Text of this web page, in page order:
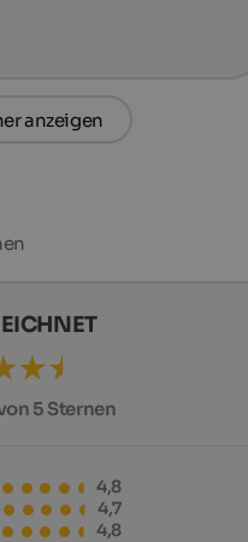
anzeigen
5 Sternen
4,8
4,7
4,8